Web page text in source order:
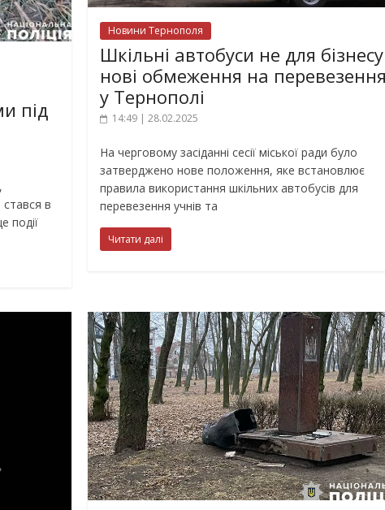
під
стався в
події
Новини Тернополя
Шкільні автобуси не для
нові обмеження на перевезення
у Тернополі
14:49 | 28.02.2025
На черговому засіданні сесії міської ради було
затверджено нове положення, яке встановлює
правила використання шкільних автобусів для
перевезення учнів та
Читати далі